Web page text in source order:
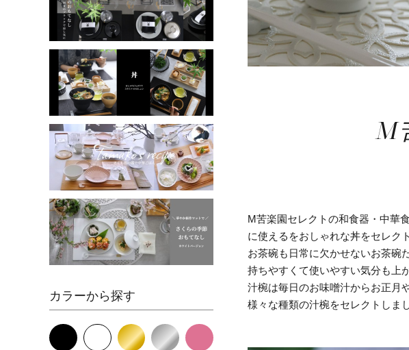
カラーから探す
M
M苦楽園セレクトの和食器・中華
に使えるをおしゃれな丼をセレク
お茶碗も日常に欠かせないお茶碗
持ちやすくて使いやすい気分も上
汁椀は毎日のお味噌汁からお正月
様々な種類の汁椀をセレクトしまし